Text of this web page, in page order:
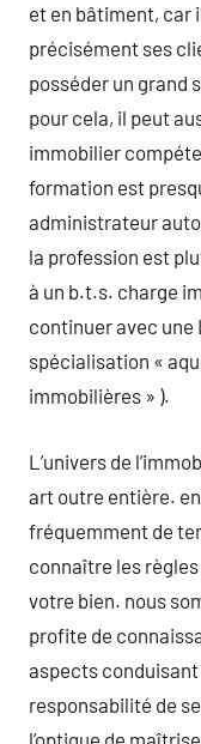
et en bâtiment, car
précisément ses
posséder un grand
pour cela, il peut
immobilier
formation est
administrateur
la profession est
à un b.t.s. charge
continuer avec une
spécialisation «
immobilières » ).
L’univers de
art outre entière.
fréquemment de
connaître les
votre bien. nous
profite de
aspects
responsabilité de
l’optique de